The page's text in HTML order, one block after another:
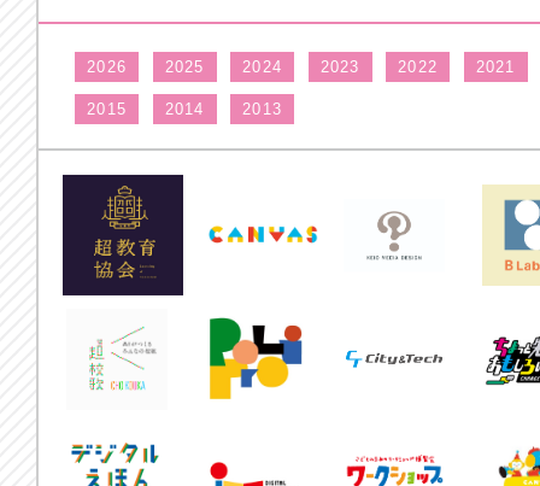
2026 2025 2024 2023 2022 2021
2015 2014 2013